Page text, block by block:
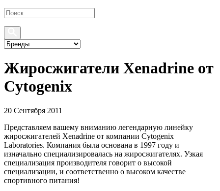
Жиросжигатели Xenadrine от
Cytogenix
20 Сентября 2011
Представляем вашему вниманию легендарную линейку
жиросжигателей Xenadrine от компании Cytogenix
Laboratories. Компания была основана в 1997 году и
изначально специализировалась на жиросжигателях. Узкая
специализация производителя говорит о высокой
специализации, и соответственно о высоком качестве
спортивного питания!